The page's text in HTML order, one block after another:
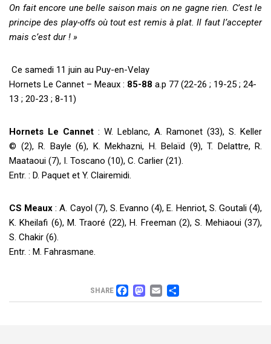
On fait encore une belle saison mais on ne gagne rien. C’est le
principe des play-offs où tout est remis à plat. Il faut l’accepter
mais c’est dur ! »
Ce samedi 11 juin au Puy-en-Velay
Hornets Le Cannet – Meaux : 85-88 a.p 77 (22-26 ; 19-25 ; 24-
13 ; 20-23 ; 8-11)
Hornets Le Cannet : W. Leblanc, A. Ramonet (33), S. Keller
© (2), R. Bayle (6), K. Mekhazni, H. Belaïd (9), T. Delattre, R.
Maataoui (7), I. Toscano (10), C. Carlier (21).
Entr. : D. Paquet et Y. Clairemidi.
CS Meaux: A. Cayol (7), S. Evanno (4), E. Henriot, S. Goutali (4),
K. Kheilafi (6), M. Traoré (22), H. Freeman (2), S. Mehiaoui (37),
S. Chakir (6).
Entr. : M. Fahrasmane.
SHARE FACEBOOK
MASTODON
EMAIL
PARTAGER